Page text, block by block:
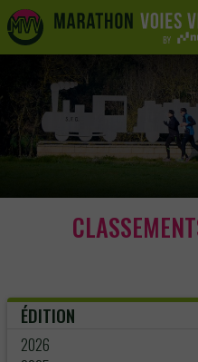
Skip
navigation
Skip
ÉDITION
2026